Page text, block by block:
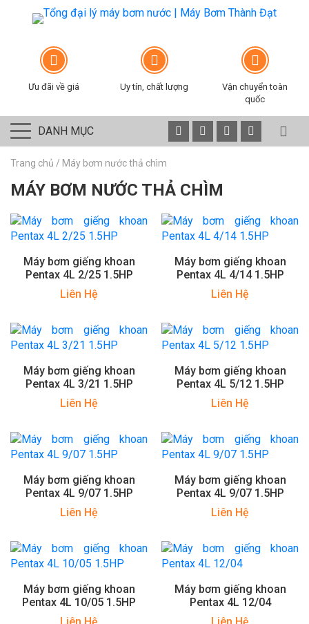
Ưu đãi về giá Uy tín, chất lượng
Vận chuyển toàn
quốc
DANH MỤC
Trang chủ / Máy bơm nước thả chìm
MÁY BƠM NƯỚC THẢ CHÌM
Máy bơm giếng khoan
Pentax 4L 2/25 1.5HP
Liên Hệ
Máy bơm giếng khoan
Pentax 4L 4/14 1.5HP
Liên Hệ
Máy bơm giếng khoan
Pentax 4L 3/21 1.5HP
Liên Hệ
Máy bơm giếng khoan
Pentax 4L 5/12 1.5HP
Liên Hệ
Máy bơm giếng khoan
Pentax 4L 9/07 1.5HP
Liên Hệ
Máy bơm giếng khoan
Pentax 4L 9/07 1.5HP
Liên Hệ
Máy bơm giếng khoan
Pentax 4L 10/05 1.5HP
Máy bơm giếng khoan
Pentax 4L 12/04